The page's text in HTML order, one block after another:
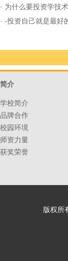
· 为什么要投资学技术
· -投资自己就是最好
简介
学校简介
品牌合作
校园环境
师资力量
获奖荣誉
版权所